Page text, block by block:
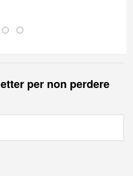
per non perdere